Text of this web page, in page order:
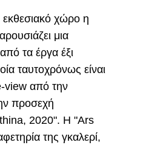
εκθεσιακό χώρο η
μια
τα έργα έξι
ταυτοχρόνως είναι
view από την
προσεχή
2020". Η "Ars
της γκαλερί,